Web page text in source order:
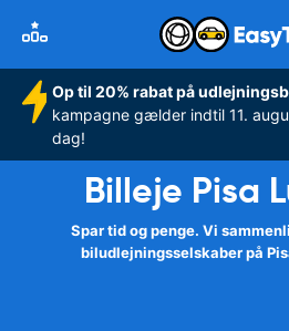
Op til 20% rabat på
kampagne gælder indtil 11.
dag!
Billeje Pisa
Spar tid og penge. Vi
biludlejningsselskaber på